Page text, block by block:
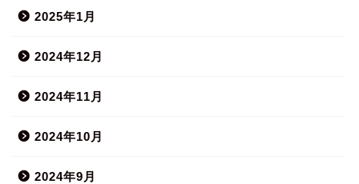
2025年1月
2024年12月
2024年11月
2024年10月
2024年9月